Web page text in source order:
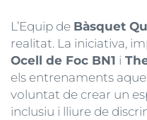
L’Equip de Bàsquet
realitat. La iniciativa,
Ocell de Foc BN1 i
els entrenaments
voluntat de crear un
inclusiu i lliure de